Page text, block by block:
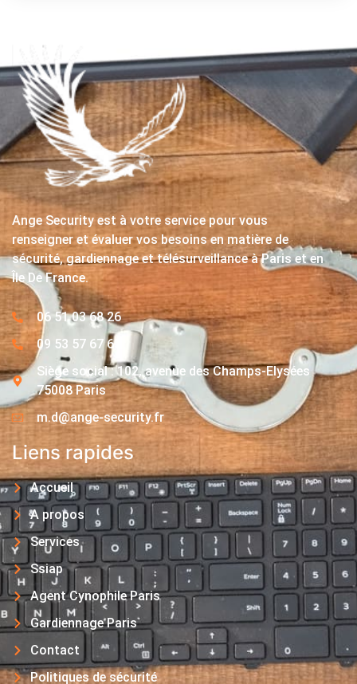
Ange Security est à votre service pour vous
renseigner et évaluer vos besoins en matière de
sécurité, gardiennage et télésurveillance à Paris et en
Île De France.
06 51 03 68 26
09 53 57 67 63
Siège social : 102, avenue des Champs-Elysées
75008 Paris
m.d@ange-security.fr
Liens rapides
Accueil
A propos
Services
Ssiap
Agent Cynophile Paris
Gardiennage Paris
Contact
Politiques de sécurité